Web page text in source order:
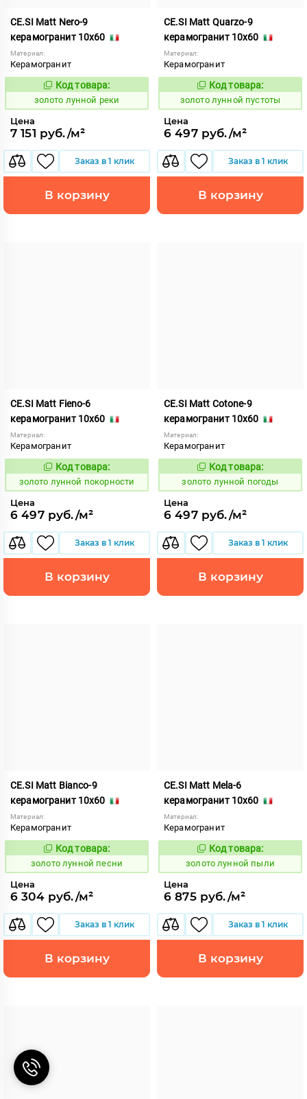
CE.SI Matt Nero-9
керамогранит 10x60
Материал:
Керамогранит
521954
Код товара:
золото лунной реки
Цена
7 151 руб./м²
Заказ в 1 клик
В корзину
CE.SI Matt Quarzo-9
керамогранит 10x60
Материал:
Керамогранит
521949
Код товара:
золото лунной пустоты
Цена
6 497 руб./м²
Заказ в 1 клик
В корзину
CE.SI Matt Fieno-6
керамогранит 10x60
Материал:
Керамогранит
521947
Код товара:
золото лунной покорности
Цена
6 497 руб./м²
Заказ в 1 клик
В корзину
CE.SI Matt Cotone-9
керамогранит 10x60
Материал:
Керамогранит
521946
Код товара:
золото лунной погоды
Цена
6 497 руб./м²
Заказ в 1 клик
В корзину
CE.SI Matt Bianco-9
керамогранит 10x60
Материал:
Керамогранит
521944
Код товара:
золото лунной песни
Цена
6 304 руб./м²
Заказ в 1 клик
В корзину
CE.SI Matt Mela-6
керамогранит 10x60
Материал:
Керамогранит
521951
Код товара:
золото лунной пыли
Цена
6 875 руб./м²
Заказ в 1 клик
В корзину